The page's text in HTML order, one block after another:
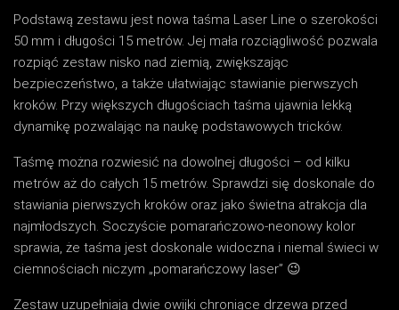
Podstawą zestawu jest nowa taśma Laser Line o szerokości
50 mm i długości 15 metrów. Jej mała rozciągliwość pozwala
rozpiąć zestaw nisko nad ziemią, zwiększając
bezpieczeństwo, a także ułatwiając stawianie pierwszych
kroków. Przy większych długościach taśma ujawnia lekką
dynamikę pozwalając na naukę podstawowych tricków.
Taśmę można rozwiesić na dowolnej długości – od kilku
metrów aż do całych 15 metrów. Sprawdzi się doskonale do
stawiania pierwszych kroków oraz jako świetna atrakcja dla
najmłodszych. Soczyście pomarańczowo-neonowy kolor
sprawia, że taśma jest doskonale widoczna i niemal świeci w
ciemnościach niczym „pomarańczowy laser” 😉
Zestaw uzupełniają dwie owijki chroniące drzewa przed